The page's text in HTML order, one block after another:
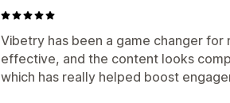
Vibetry has been a game changer for
effective, and the content looks
which has really helped boost